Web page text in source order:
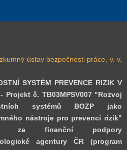
ústav bezpečnosti práce, v. v.
SYSTÉM PREVENCE RIZIK V
Projekt č. TB03MPSV007 "Rozvoj
systémů BOZP jako
nástroje pro prevenci rizik"
za finanční podpory
agentury ČR (program